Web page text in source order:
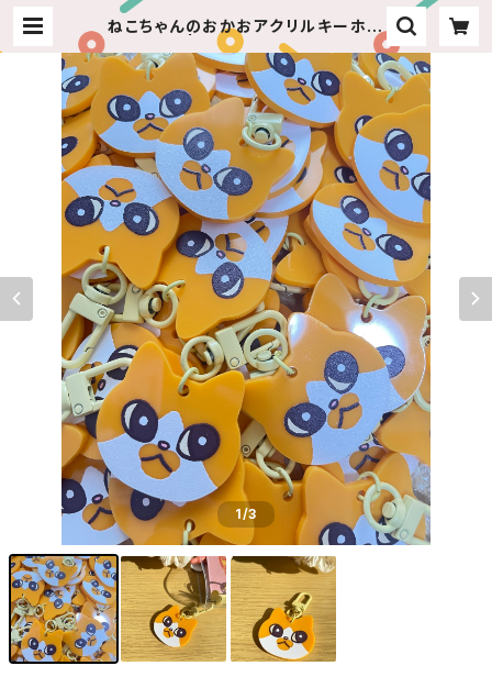
ねこちゃんのおかおアクリルキーホル
ダー | ねこちゃんのおみせ
1/3